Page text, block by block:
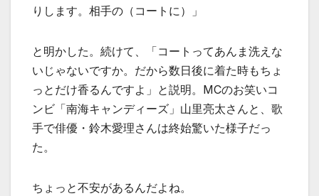
りします。相手の（コートに）」
と明かした。続けて、「コートってあんま洗えな
いじゃないですか。だから数日後に着た時もちょ
っとだけ香るんですよ」と説明。MCのお笑いコ
ンビ「南海キャンディーズ」山里亮太さんと、歌
手で俳優・鈴木愛理さんは終始驚いた様子だっ
た。
ちょっと不安があるんだよね。